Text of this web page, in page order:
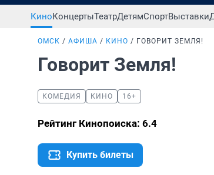
КиноКонцертыТеатрДетямСпортВыставки
ОМСК АФИША КИНО ГОВОРИТ ЗЕМЛЯ!
Говорит Земля!
КОМЕДИЯ КИНО 16+
Рейтинг Кинопоиска: 6.4
Купить билеты